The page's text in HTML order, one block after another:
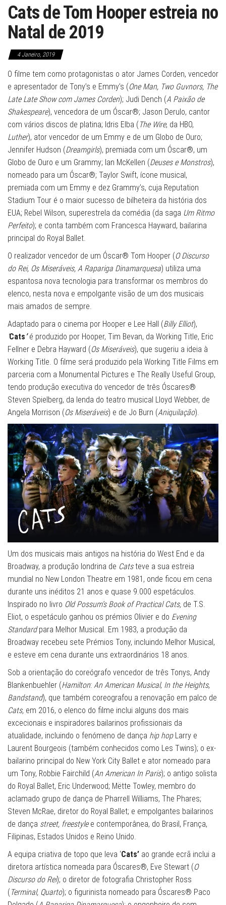
Cats de Tom Hooper estreia no
Natal de 2019
4 Janeiro, 2019
O filme tem como protagonistas o ator James Corden, vencedor
e apresentador de Tony’s e Emmy’s (One Man, Two Guvnors, The
Late Late Show com James Corden); Judi Dench (A Paixão de
Shakespeare), vencedora de um Óscar®; Jason Derulo, cantor
com vários discos de platina; Idris Elba (The Wire, da HBO,
Luther), ator vencedor de um Emmy e de um Globo de Ouro;
Jennifer Hudson (Dreamgirls), premiada com um Óscar®, um
Globo de Ouro e um Grammy; Ian McKellen (Deuses e Monstros),
nomeado para um Óscar®; Taylor Swift, ícone musical,
premiada com um Emmy e dez Grammy’s, cuja Reputation
Stadium Tour é o maior sucesso de bilheteira da história dos
EUA; Rebel Wilson, superestrela da comédia (da saga Um Ritmo
Perfeito); e conta também com Francesca Hayward, bailarina
principal do Royal Ballet.
O realizador vencedor de um Óscar® Tom Hooper (O Discurso
do Rei, Os Miseráveis, A Rapariga Dinamarquesa) utiliza uma
espantosa nova tecnologia para transformar os membros do
elenco, nesta nova e empolgante visão de um dos musicais
mais amados de sempre.
Adaptado para o cinema por Hooper e Lee Hall (Billy Elliot),
Cats’é produzido por Hooper, Tim Bevan, da Working Title, Eric
Fellner e Debra Hayward (Os Miseráveis), que sugeriu a ideia à
Working Title. O filme será produzido pela Working Title Films em
parceria com a Monumental Pictures e The Really Useful Group,
tendo produção executiva do vencedor de três Óscares®
Steven Spielberg, da lenda do teatro musical Lloyd Webber, de
Angela Morrison (Os Miseráveis) e de Jo Burn (Aniquilação).
Um dos musicais mais antigos na história do West End e da
Broadway, a produção londrina de Catsteve a sua estreia
mundial no New London Theatre em 1981, onde ficou em cena
durante uns inéditos 21 anos e quase 9.000 espetáculos.
Inspirado no livro Old Possum’s Book of Practical Cats, de T.S.
Eliot, o espetáculo ganhou os prémios Olivier e do Evening
Standardpara Melhor Musical. Em 1983, a produção da
Broadway recebeu sete Prémios Tony, incluindo Melhor Musical,
e esteve em cena durante uns extraordinários 18 anos.
Sob a orientação do coreógrafo vencedor de três Tonys, Andy
Blankenbuehler (Hamilton: An American Musical, In the Heights,
Bandstand), que também coreografou a renovação em palco de
Cats, em 2016, o elenco do filme inclui alguns dos mais
excecionais e inspiradores bailarinos profissionais da
atualidade, incluindo o fenómeno de dança hip hopLarry e
Laurent Bourgeois (também conhecidos como Les Twins); o ex-
bailarino principal do New York City Ballet e ator nomeado para
um Tony, Robbie Fairchild (An American In Paris); o antigo solista
do Royal Ballet, Eric Underwood; Mëtte Towley, membro do
aclamado grupo de dança de Pharrell Williams, The Phares;
Steven McRae, diretor do Royal Ballet; e empolgantes bailarinos
de dança street, freestylee contemporânea, do Brasil, França,
Filipinas, Estados Unidos e Reino Unido.
A equipa criativa de topo que leva ‘Cats’ ao grande ecrã inclui a
diretora artística nomeada para Óscares®, Eve Stewart (O
Discurso do Rei); o diretor de fotografia Christopher Ross
( Terminal, Quarto); o figurinista nomeado para Óscares® Paco